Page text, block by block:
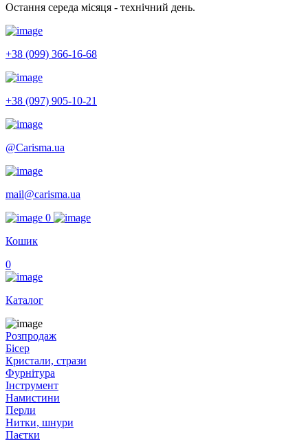
Остання середа місяця - технічний день.
+38 (099) 366-16-68
+38 (097) 905-10-21
@Carisma.ua
mail@carisma.ua
0
Кошик
0
Каталог
Розпродаж
Бісер
Кристали, стрази
Фурнітура
Інструмент
Намистини
Перли
Нитки, шнури
Паєтки